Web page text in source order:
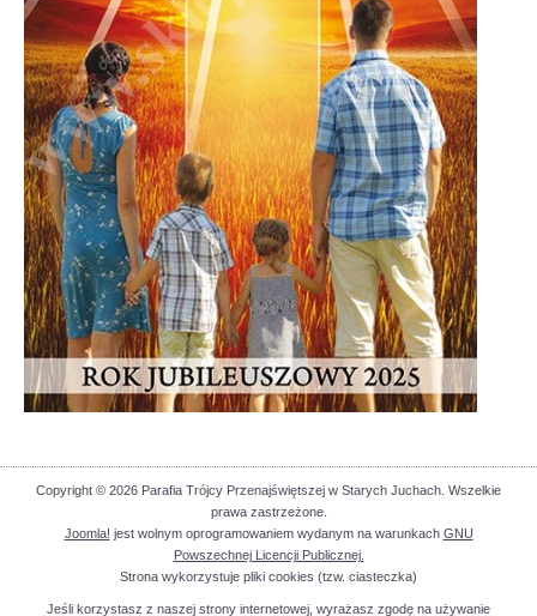
Copyright © 2026 Parafia Trójcy Przenajświętszej w Starych Juchach. Wszelkie
prawa zastrzeżone.
Joomla! jest wolnym oprogramowaniem wydanym na warunkach GNU
Powszechnej Licencji Publicznej.
Strona wykorzystuje pliki cookies (tzw. ciasteczka)
Jeśli korzystasz z naszej strony internetowej, wyrażasz zgodę na używanie